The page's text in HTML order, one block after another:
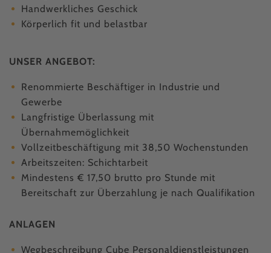
Handwerkliches Geschick
Körperlich fit und belastbar
UNSER ANGEBOT:
Renommierte Beschäftiger in Industrie und
Gewerbe
Langfristige Überlassung mit
Übernahmemöglichkeit
Vollzeitbeschäftigung mit 38,50 Wochenstunden
Arbeitszeiten: Schichtarbeit
Mindestens € 17,50 brutto pro Stunde mit
Bereitschaft zur Überzahlung je nach Qualifikation
ANLAGEN
Wegbeschreibung Cube Personaldienstleistungen